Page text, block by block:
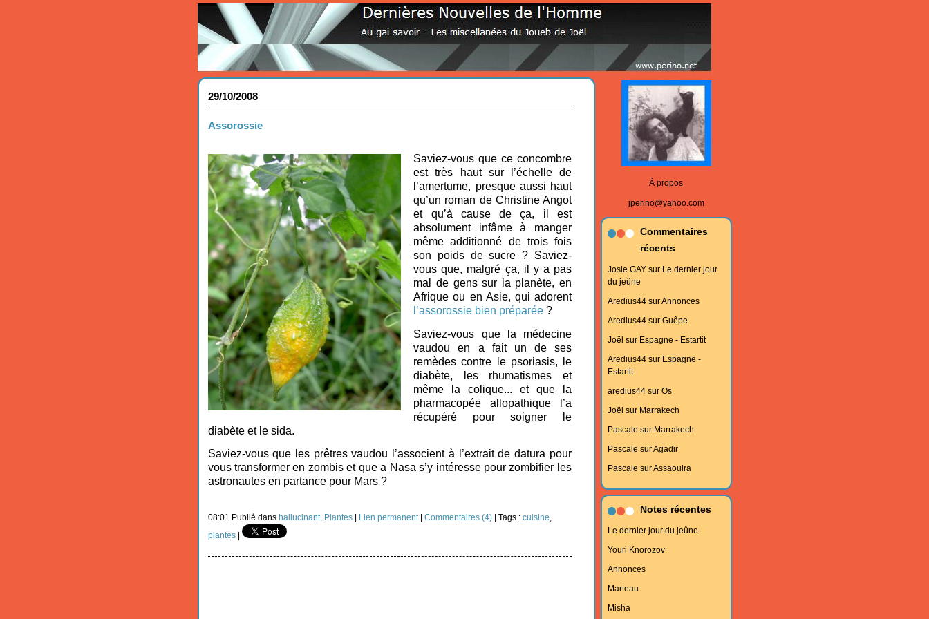
À propos
jperino@yahoo.com
Commentaires
récents
Josie GAYsur Le dernier jour
du jeûne
Aredius44surAnnonces
Aredius44sur Guêpe
Joël sur Espagne - Estartit
Aredius44sur Espagne -
Estartit
aredius44sur Os
Joël sur Marrakech
Pascale sur Marrakech
Pascale surAgadir
Pascale surAssaouira
Notes récentes
Le dernier jour du jeûne
Youri Knorozov
Annonces
Marteau
Misha
29/10/2008
Assorossie
Saviez-vous que ce concombre
est très haut sur l’échelle de
l’amertume, presque aussi haut
qu’un roman de Christine Angot
et qu’à cause de ça, il est
absolument infâme à manger
même additionné de trois fois
son poids de sucre ? Saviez-
vous que, malgré ça, il y a pas
mal de gens sur la planète, en
Afrique ou en Asie, qui adorent
l’assorossie bien préparée ?
Saviez-vous que la médecine
vaudou en a fait un de ses
remèdes contre le psoriasis, le
diabète, les rhumatismes et
même la colique... et que la
pharmacopée allopathique l’a
récupéré pour soigner le
diabète et le sida.
Saviez-vous que les prêtres vaudou l’associent à l’extrait de datura pour
vous transformer en zombis et que a Nasa s’y intéresse pour zombifier les
astronautes en partance pour Mars ?
08:01 Publié dans hallucinant, Plantes| Lien permanent| Commentaires (4)| Tags : cuisine
plantes|